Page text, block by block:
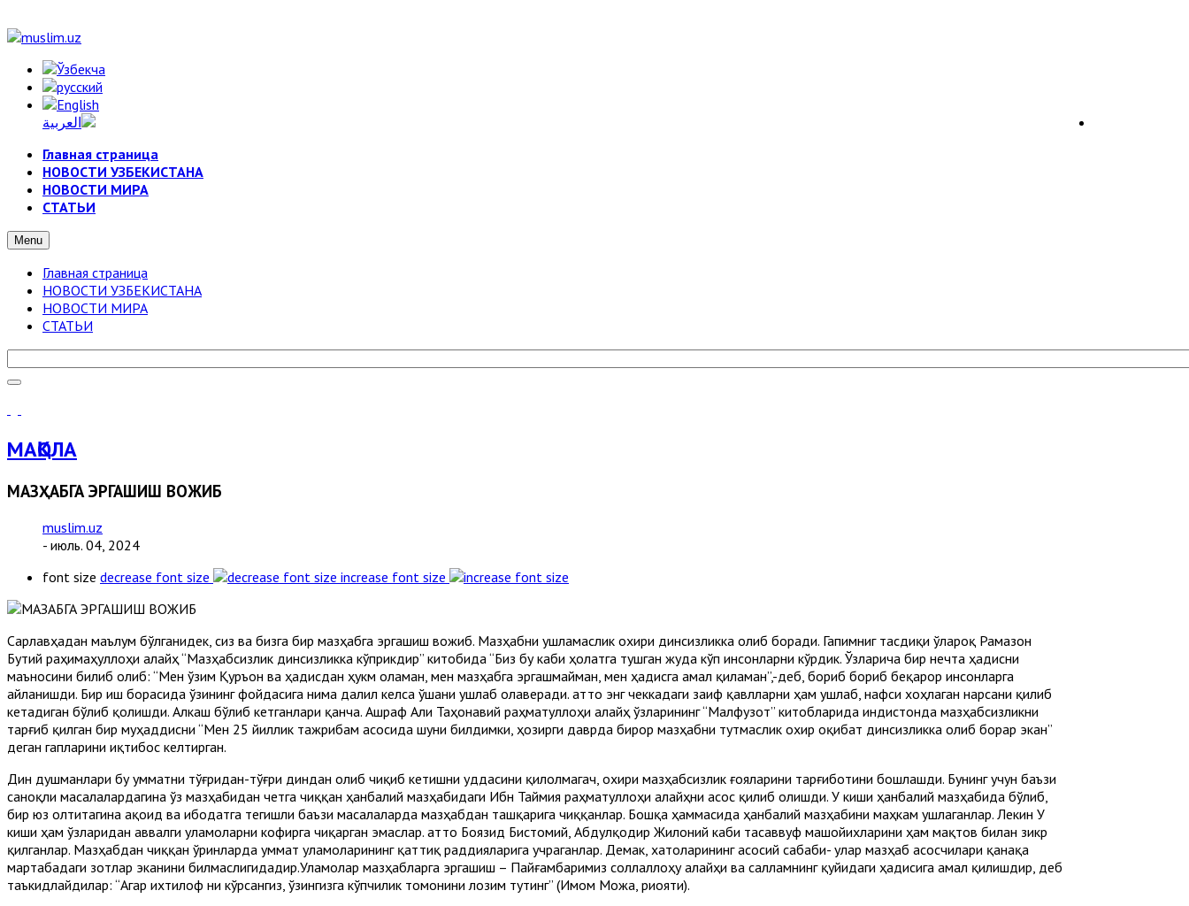
Главная страница
НОВОСТИ УЗБЕКИСТАНА
НОВОСТИ МИРА
СТАТЬИ
Menu
Главная страница
НОВОСТИ УЗБЕКИСТАНА
НОВОСТИ МИРА
СТАТЬИ
МАҚОЛА
МАЗҲАБГА ЭРГАШИШ ВОЖИБ
muslim.uz
- июль. 04, 2024
font size decrease font size increase font size
Сарлавҳадан маълум бўлганидек, сиз ва бизга бир мазҳабга эргашиш вожиб. Мазҳабни ушламаслик охири динсизликка олиб боради. Гапимниг тасдиқи ўлароқ Рамазон
Бутий раҳимаҳуллоҳи алайҳ “Мазҳабсизлик динсизликка кўприкдир” китобида “Биз бу каби ҳолатга тушган жуда кўп инсонларни кўрдик. Ўзларича бир нечта ҳадисни
маъносини билиб олиб: “Мен ўзим Қуръон ва ҳадисдан ҳукм оламан, мен мазҳабга эргашмайман, мен ҳадисга амал қиламан”,-деб, бориб бориб беқарор инсонларга
айланишди. Бир иш борасида ўзининг фойдасига нима далил келса ўшани ушлаб олаверади. Ҳатто энг чеккадаги заиф қавлларни ҳам ушлаб, нафси хоҳлаган нарсани қилиб
кетадиган бўлиб қолишди. Алкаш бўлиб кетганлари қанча. Ашраф Али Таҳонавий раҳматуллоҳи алайҳ ўзларининг “Малфузот” китобларида Ҳиндистонда мазҳабсизликни
тарғиб қилган бир муҳаддисни “Мен 25 йиллик тажрибам асосида шуни билдимки, ҳозирги даврда бирор мазҳабни тутмаслик охир оқибат динсизликка олиб борар экан”
деган гапларини иқтибос келтирган.
Дин душманлари бу умматни тўғридан-тўғри диндан олиб чиқиб кетишни уддасини қилолмагач, охири мазҳабсизлик ғояларини тарғиботини бошлашди. Бунинг учун баъзи
саноқли масалалардагина ўз мазҳабидан четга чиққан ҳанбалий мазҳабидаги Ибн Таймия раҳматуллоҳи алайҳни асос қилиб олишди. У киши ҳанбалий мазҳабида бўлиб,
бир юз олтитагина ақоид ва ибодатга тегишли баъзи масалаларда мазҳабдан ташқарига чиққанлар. Бошқа ҳаммасида ҳанбалий мазҳабини маҳкам ушлаганлар. Лекин У
киши ҳам ўзларидан аввалги уламоларни кофирга чиқарган эмаслар. Ҳатто Боязид Бистомий, Абдулқодир Жилоний каби тасаввуф машойихларини ҳам мақтов билан зикр
қилганлар. Мазҳабдан чиққан ўринларда уммат уламоларининг қаттиқ раддияларига учраганлар. Демак, хатоларининг асосий сабаби- улар мазҳаб асосчилари қанақа
мартабадаги зотлар эканини билмаслигидадир.Уламолар мазҳабларга эргашиш – Пайғамбаримиз соллаллоҳу алайҳи ва салламнинг қуйидаги ҳадисига амал қилишдир, деб
таъкидлайдилар: “Агар ихтилоф ни кўрсангиз, ўзингизга кўпчилик томонини лозим тутинг” (Имом Можа, риояти).